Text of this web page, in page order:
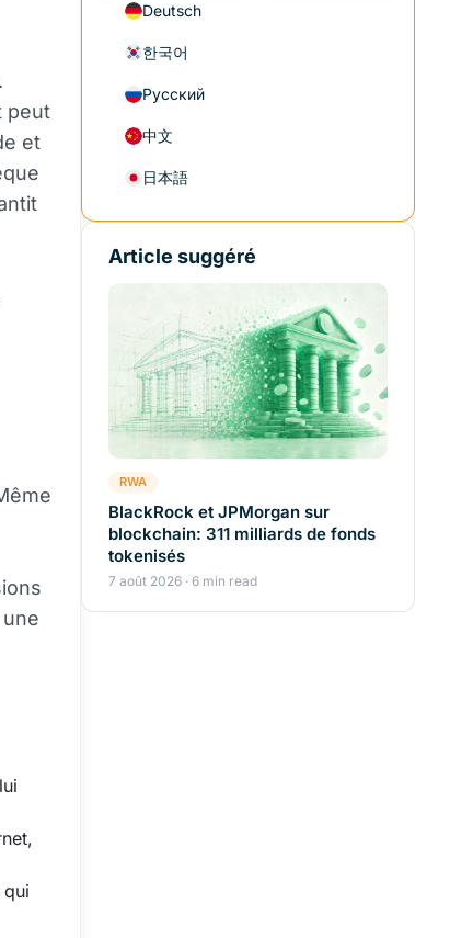
peut
et
Deutsch
한국어
Русский
中文
日本語
Article suggéré
RWA
BlackRock et JPMorgan sur
blockchain: 311 milliards de fonds
tokenisés
7 août 2026 · 6 min read